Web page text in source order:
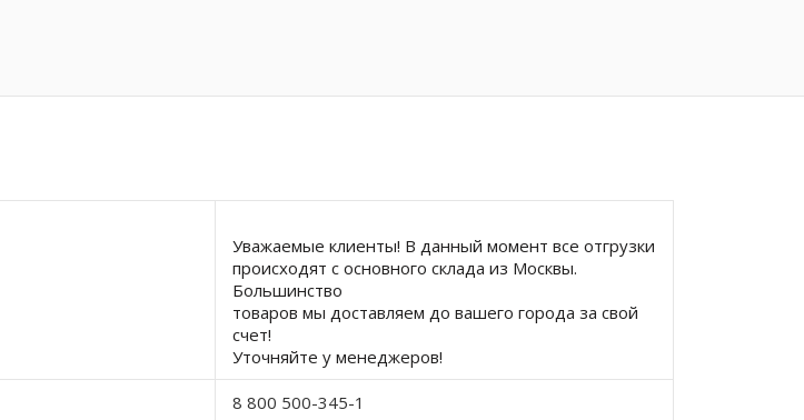
Уважаемые клиенты! В данный момент все отгрузки
происходят с основного склада из Москвы.
Большинство
товаров мы доставляем до вашего города за свой
счет!
Уточняйте у менеджеров!
8 800 500-345-1